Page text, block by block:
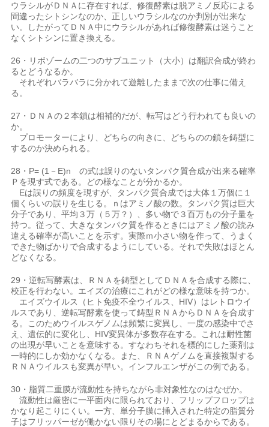
ウラシルがＤＮＡに存在すれば、修復酵素は脱アミノ反応による
間違ったシトシンなのか、正しいウラシルなのか判別が出来な
い。したがってＤＮＡ中にウラシルがあれば修復酵素は迷うこと
なくシトシンに置き換える。
26・リボゾームの二つのサブユニット（大小）は翻訳合成が終わ
るとどうなるか。
それぞれバラバラに分かれて遊離したままで次の仕事に備え
る。
27・ＤＮＡの２本鎖は相補的だが、転写はどう行われても良いの
か。
プロモーターにより、どちらの向きに、どちらのの鎖を鋳型に
するのか決められる。
28・P= (1－E)n の式は誤りのないタンパク質合成が出来る確率
Ｐを現す式である。どの様なことが分かるか。
Eは誤りの頻度を現すが、タンパク質合成では大体１万個に１
個くらいの誤りを生じる。ｎはアミノ酸の数。タンパク質は巨大
分子であり、平均３万（５万？）、多い物で３百万もの分子量を
持つ。従って、大きなタンパク質を作るときにはアミノ酸の読み
違える確率が高いことを示す。実際ｍ小さい物を作って、うまく
できた物ばかりで合成するようにしている。それで失敗はほとん
どなくなる。
29・逆転写酵素は、ＲＮＡを鋳型としてＤＮＡを合成する際に、
校正を行わない。エイズの治療にこれがどの様な意味を持つか。
エイズウイルス（ヒト免疫不全ウイルス、HIV）はレトロウイ
ルスであり、逆転写酵素を使って鋳型ＲＮＡからＤＮＡを合成す
る。このためウイルスゲノムは頻繁に変異し、一度の感染中でさ
え、遺伝的に変化し、HIV変異体が多数存在する。これは耐性菌
の出現が早いことを意味する。すなわちそれを標的にした薬剤は
一時的にしか効かなくなる。また、ＲＮＡゲノムを直接複製する
ＲＮＡウイルスも変異が早い。インフルエンザがこの例である。
30・脂質二重膜が流動性を持ちながら非対象性なのはなぜか。
流動性は厳密に一平面内に限られており、フリップフロップは
かなり起こりにくい。一方、単分子膜に挿入された特定の脂質分
子はフリッパーゼが働かない限りその場にとどまるからである。